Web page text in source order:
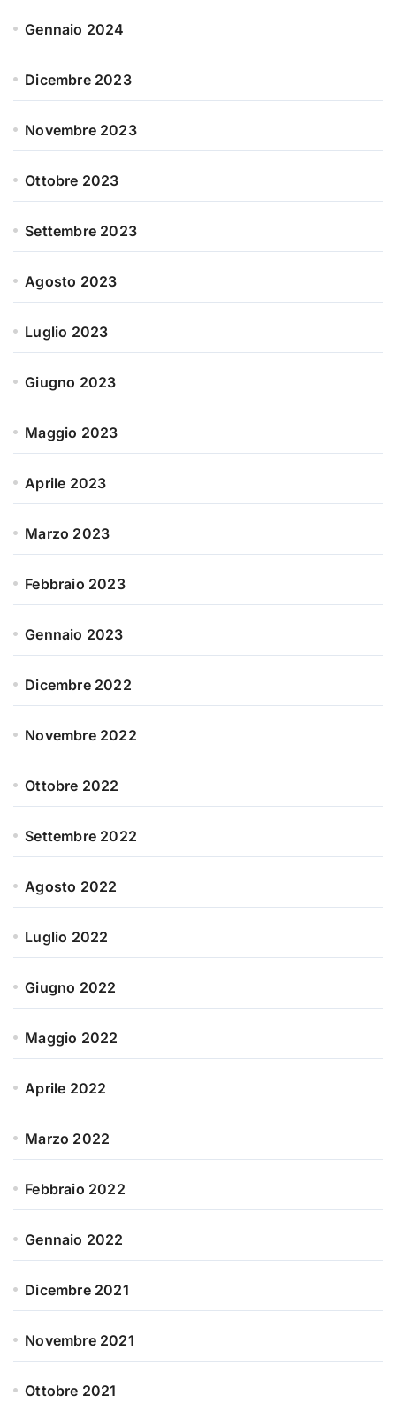
Gennaio 2024
Dicembre 2023
Novembre 2023
Ottobre 2023
Settembre 2023
Agosto 2023
Luglio 2023
Giugno 2023
Maggio 2023
Aprile 2023
Marzo 2023
Febbraio 2023
Gennaio 2023
Dicembre 2022
Novembre 2022
Ottobre 2022
Settembre 2022
Agosto 2022
Luglio 2022
Giugno 2022
Maggio 2022
Aprile 2022
Marzo 2022
Febbraio 2022
Gennaio 2022
Dicembre 2021
Novembre 2021
Ottobre 2021